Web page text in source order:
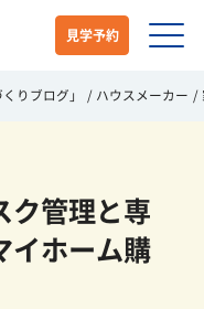
見学予約
りブログ」 ハウスメーカー
ク管理と専
イホーム購